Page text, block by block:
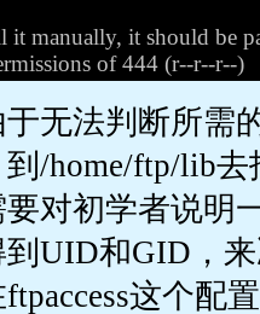
it manually, it should be
of 444 (r--r--r--)
法判断所需的
/home/ftp/lib
对初学者说明
UID和GID，
这个配